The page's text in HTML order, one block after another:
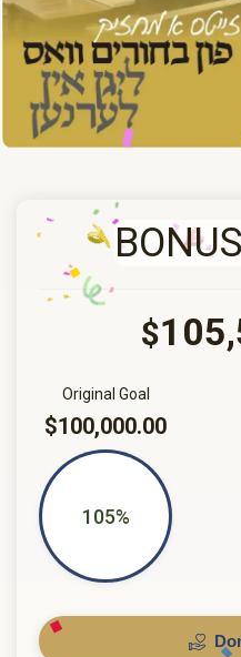
$
Original Goal
$100,000.00
105%